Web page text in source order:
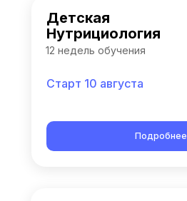
Детская
Нутрициология
Старт 10 августа
Подробнее
12 недель обучения